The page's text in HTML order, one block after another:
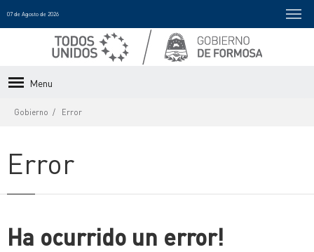
07 de Agosto de 2026
Menu
Gobierno Error
Error
Ha ocurrido un error!